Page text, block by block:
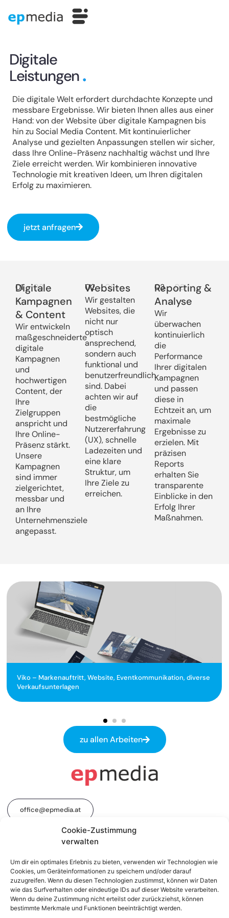
Cookie-Zustimmung
verwalten
Um dir ein optimales Erlebnis zu bieten, verwenden wir Technologien wie
Cookies, um Geräteinformationen zu speichern und/oder darauf
zuzugreifen. Wenn du diesen Technologien zustimmst, können wir Daten
wie das Surfverhalten oder eindeutige IDs auf dieser Website verarbeiten.
Wenn du deine Zustimmung nicht erteilst oder zurückziehst, können
bestimmte Merkmale und Funktionen beeinträchtigt werden.
Digitale
Leistungen
Die digitale Welt erfordert durchdachte Konzepte und
messbare Ergebnisse. Wir bieten Ihnen alles aus einer
Hand: von der Website über digitale Kampagnen bis
hin zu Social Media Content. Mit kontinuierlicher
Analyse und gezielten Anpassungen stellen wir sicher,
dass Ihre Online-Präsenz nachhaltig wächst und Ihre
Ziele erreicht werden. Wir kombinieren innovative
Technologie mit kreativen Ideen, um Ihren digitalen
Erfolg zu maximieren.
jetzt anfragen
01– 03
Digitale
Kampagnen
& Content
Wir entwickeln
maßgeschneiderte
digitale
Kampagnen
und
hochwertigen
Content, der
Ihre
Zielgruppen
anspricht und
Ihre Online-
Präsenz stärkt.
Unsere
Kampagnen
sind immer
zielgerichtet,
messbar und
an Ihre
Unternehmensziele
angepasst.
02– 03
Websites
Wir gestalten
Websites, die
nicht nur
optisch
ansprechend,
sondern auch
funktional und
benutzerfreundlich
sind. Dabei
achten wir auf
die
bestmögliche
Nutzererfahrung
(UX), schnelle
Ladezeiten und
eine klare
Struktur, um
Ihre Ziele zu
erreichen.
03– 03
Reporting &
Analyse
Wir
überwachen
kontinuierlich
die
Performance
Ihrer digitalen
Kampagnen
und passen
diese in
Echtzeit an, um
maximale
Ergebnisse zu
erzielen. Mit
präzisen
Reports
erhalten Sie
transparente
Einblicke in den
Erfolg Ihrer
Maßnahmen.
Viko – Markenauftritt, Website, Eventkommunikation, diverse
Verkaufsunterlagen
zu allen Arbeiten
office@epmedia.at
+43 1 512 16 16-0
Impressum Datenschutz Linkedin Instagram